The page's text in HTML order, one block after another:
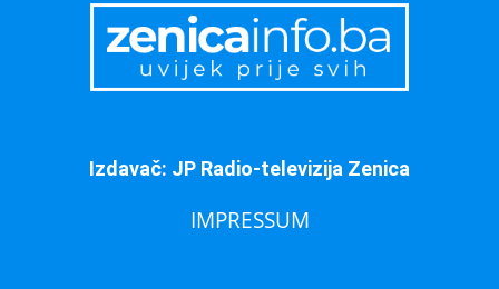
Izdavač: JP Radio-televizija Zenica
IMPRESSUM